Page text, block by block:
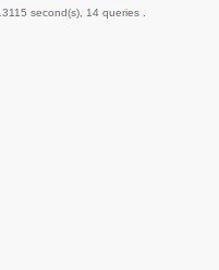
second(s), 14 queries .